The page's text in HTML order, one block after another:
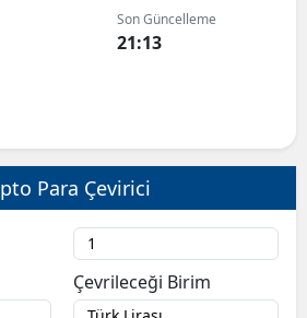
Bilecik
Burdur
Bursa
Çanakkale
Son Güncelleme
21:13
Para Çevirici
Çevrileceği Birim